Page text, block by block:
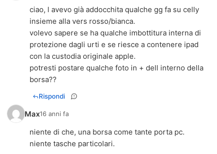
ciao, l avevo già addocchita qualche gg fa su celly
insieme alla vers rosso/bianca.
volevo sapere se ha qualche imbottitura interna di
protezione dagli urti e se riesce a contenere ipad
con la custodia originale apple.
potresti postare qualche foto in + dell interno della
borsa??
Rispondi
Max16 anni fa
niente di che, una borsa come tante porta pc.
niente tasche particolari.